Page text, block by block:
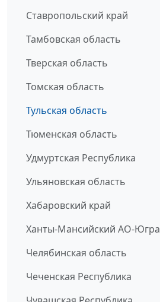
Ставропольский край
Тамбовская область
Тверская область
Томская область
Тульская область
Тюменская область
Удмуртская Республика
Ульяновская область
Хабаровский край
Ханты-Мансийский АО-Югра
Челябинская область
Чеченская Республика